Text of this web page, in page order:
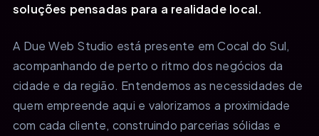
soluções pensadas para a realidade local.
A Due Web Studio está presente em Cocal do Sul,
acompanhando de perto o ritmo dos negócios da
cidade e da região. Entendemos as necessidades de
quem empreende aqui e valorizamos a proximidade
com cada cliente, construindo parcerias sólidas e